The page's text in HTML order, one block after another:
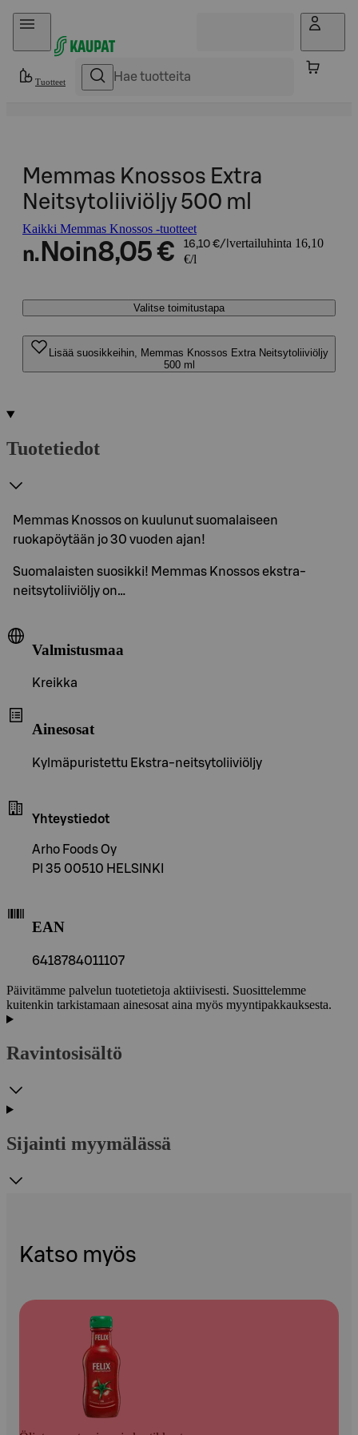
Hyppää sisältöön
Tuotteet
Memmas Knossos Extra
Neitsytoliiviöljy 500 ml
Kaikki Memmas Knossos -tuotteet
n. Noin8,05 € 16,10 €/l vertailuhinta 16,10
€/l
Valitse toimitustapa
Lisää suosikkeihin, Memmas Knossos Extra Neitsytoliiviöljy
500 ml
Tuotetiedot
Memmas Knossos on kuulunut suomalaiseen
ruokapöytään jo 30 vuoden ajan!
Suomalaisten suosikki! Memmas Knossos ekstra-
neitsytoliiviöljy on…
Valmistusmaa
Kreikka
Ainesosat
Kylmäpuristettu Ekstra-neitsytoliiviöljy
Yhteystiedot
Arho Foods Oy
Pl 35 00510 HELSINKI
EAN
6418784011107
Päivitämme palvelun tuotetietoja aktiivisesti. Suosittelemme
kuitenkin tarkistamaan ainesosat aina myös myyntipakkauksesta.
Ravintosisältö
Sijainti myymälässä
Katso myös